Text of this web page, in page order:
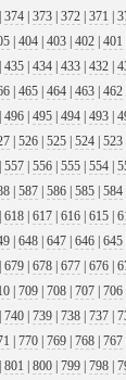
|
371
|
372
|
373
|
374
|
401
|
402
|
403
|
404
|
|
432
|
433
|
434
|
435
|
462
|
463
|
464
|
465
|
|
493
|
494
|
495
|
496
|
523
|
524
|
525
|
526
|
|
554
|
555
|
556
|
557
|
584
|
585
|
586
|
587
|
|
615
|
616
|
617
|
618
|
645
|
646
|
647
|
648
|
|
676
|
677
|
678
|
679
|
706
|
707
|
708
|
709
|
|
737
|
738
|
739
|
740
|
767
|
768
|
769
|
770
|
|
798
|
799
|
800
|
801
|